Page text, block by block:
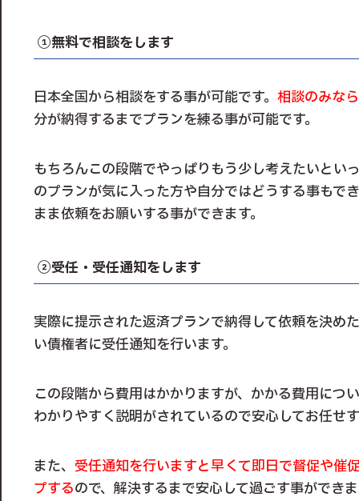
①無料で相談をします
日本全国から相談をする事が可能です。 相談のみな
分が納得するまでプランを練る事が可能です。
もちろんこの段階でやっぱりもう少し考えたいとい
のプランが気に入った方や自分ではどうする事もで
まま依頼をお願いする事ができます。
②受任・受任通知をします
実際に提示された返済プランで納得して依頼を決め
い債権者に受任通知を行います。
この段階から費用はかかりますが、かかる費用につ
わかりやすく説明がされているので安心してお任せ
また、 受任通知を行いますと早くて即日で督促や催
プするので、解決するまで安心して過ごす事ができ